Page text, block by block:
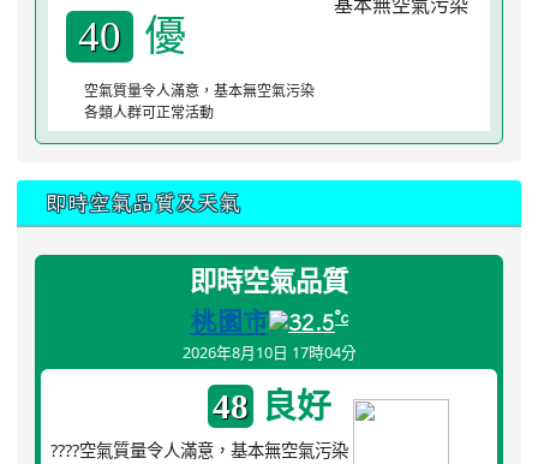
40 優
空氣質量令人滿意，基本無空氣污染
各類人群可正常活動
即時空氣品質及天氣
即時空氣品質
桃園市 32.5°c
2026年8月10日 17時04分
48 良好
????空氣質量令人滿意，基本無空氣污染